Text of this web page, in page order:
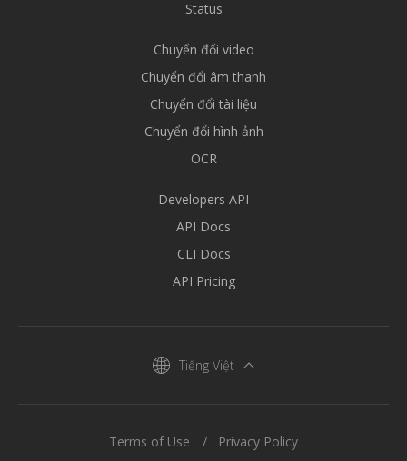
Status
Chuyển đổi video
Chuyển đổi âm thanh
Chuyển đổi tài liệu
Chuyển đổi hình ảnh
OCR
Developers API
API Docs
CLI Docs
API Pricing
Tiếng Việt
Terms of Use Privacy Policy